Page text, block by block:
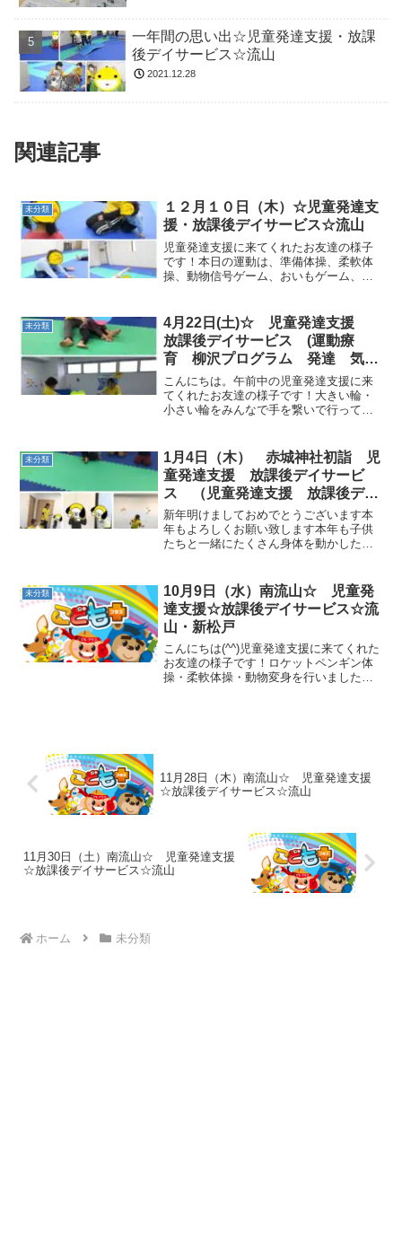
一年間の思い出☆児童発達支援・放課
後デイサービス☆流山
2021.12.28
関連記事
未分類
１２月１０日（木）☆児童発達支
援・放課後デイサービス☆流山
児童発達支援に来てくれたお友達の様子
です！本日の運動は、準備体操、柔軟体
操、動物信号ゲーム、おいもゲーム、ゆ
鉄棒 一本橋信号歩きを行っています！
制作では、ゆきだるまを...
未分類
4月22日(土)☆ 児童発達支援
放課後デイサービス (運動療
育 柳沢プログラム 発達 気に
なる 遅れ グレーゾーン パス
テルゾーン)
こんにちは。午前中の児童発達支援に来
てくれたお友達の様子です！大きい輪・
小さい輪をみんなで手を繋いで行ってか
ガルーに変身しました。次にヘビ縄跳び
とバネス押しを行いました...
未分類
1月4日（木） 赤城神社初詣 児
童発達支援 放課後デイサービ
ス （児童発達支援 放課後デイ
サービス 発達気になる 放デ
イ 自閉症 学習障害 ＬＤ Ａ
ＤＨＤ アスペルガー症候群
新年明けましておめでとうございます本
年もよろしくお願い致します本年も子供
たちと一緒にたくさん身体を動かした
くれたお友達の様子です！ロケットペン
ギン体操・柔軟体操・...
未分類
10月9日（水）南流山☆ 児童発
達支援☆放課後デイサービス☆流
山・新松戸
こんにちは(^^)児童発達支援に来てくれた
お友達の様子です！ロケットペンギン体
操・柔軟体操・動物変身を行いました
11月28日（木）南流山☆ 児童発達支援
☆放課後デイサービス☆流山
11月30日（土）南流山☆ 児童発達支援
☆放課後デイサービス☆流山
ホーム 未分類